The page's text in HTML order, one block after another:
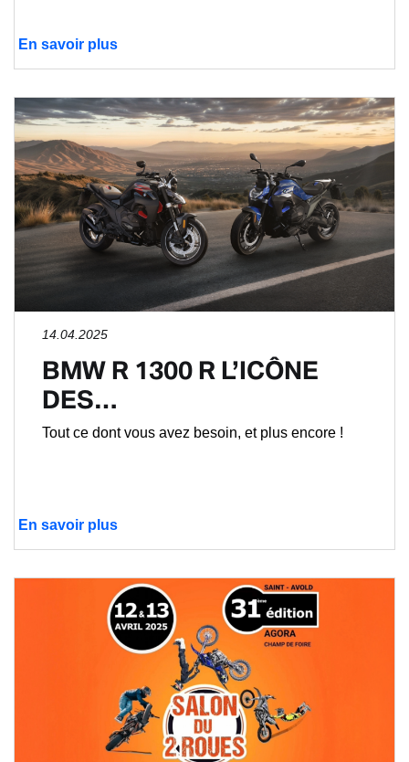
En savoir plus
14.04.2025
BMW R 1300 R L’ICÔNE
DES…
Tout ce dont vous avez besoin, et plus encore !
En savoir plus